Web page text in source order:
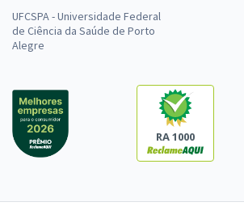
UFCSPA - Universidade Federal
de Ciência da Saúde de Porto
Alegre
RA 1000